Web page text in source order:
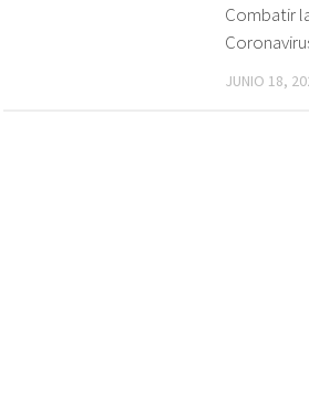
Combatir
JUNIO 18,